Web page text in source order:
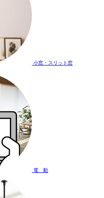
小窓・スリット窓
電 動